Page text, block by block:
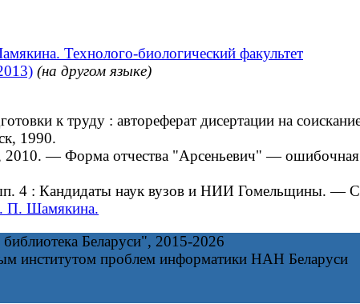
Технолого-биологический факультет
(на другом языке)
к труду : автореферат дисертации на
1990.
— Форма отчества "Арсеньевич" —
4 : Кандидаты наук вузов и НИИ Гомельщины. —
П. Шамякина.
Беларуси", 2015-2026
институтом проблем информатики НАН Беларуси